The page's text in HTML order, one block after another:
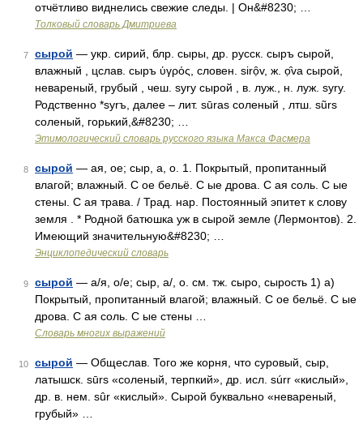
отчётливо виднелись свежие следы. | Он&#8230; …
Толковый словарь Дмитриева
7 сырой — укр. сирий, блр. сыры, др. русск. сыръ сырой,
влажный , цслав. сыръ ὑγρός, словен. sirọ̑v, ж. о̣̑vа сырой,
невареный, грубый , чеш. syry сырой , в. луж., н. луж. sуrу.
Родственно *sуrъ, далее – лит. sūras соленый , лтш. sũrs
соленый, горький,&#8230; …
Этимологический словарь русского языка Макса Фасмера
8 сырой — ая, ое; сыр, а, о. 1. Покрытый, пропитанный
влагой; влажный. С ое бельё. С ые дрова. С ая соль. С ые
стены. С ая трава. / Трад. нар. Постоянный эпитет к слову
земля . * Родной батюшка уж в сырой земле (Лермонтов). 2.
Имеющий значительную&#8230; …
Энциклопедический словарь
9 сырой — а/я, о/е; сыр, а/, о. см. тж. сыро, сырость 1) а)
Покрытый, пропитанный влагой; влажный. С ое бельё. С ые
дрова. С ая соль. С ые стены …
Словарь многих выражений
10 сырой — Общеслав. Того же корня, что суровый, сыр,
латышск. sūrs «соленый, терпкий», др. исл. súrr «кислый»,
др. в. нем. sûr «кислый». Сырой буквально «невареный,
грубый» …